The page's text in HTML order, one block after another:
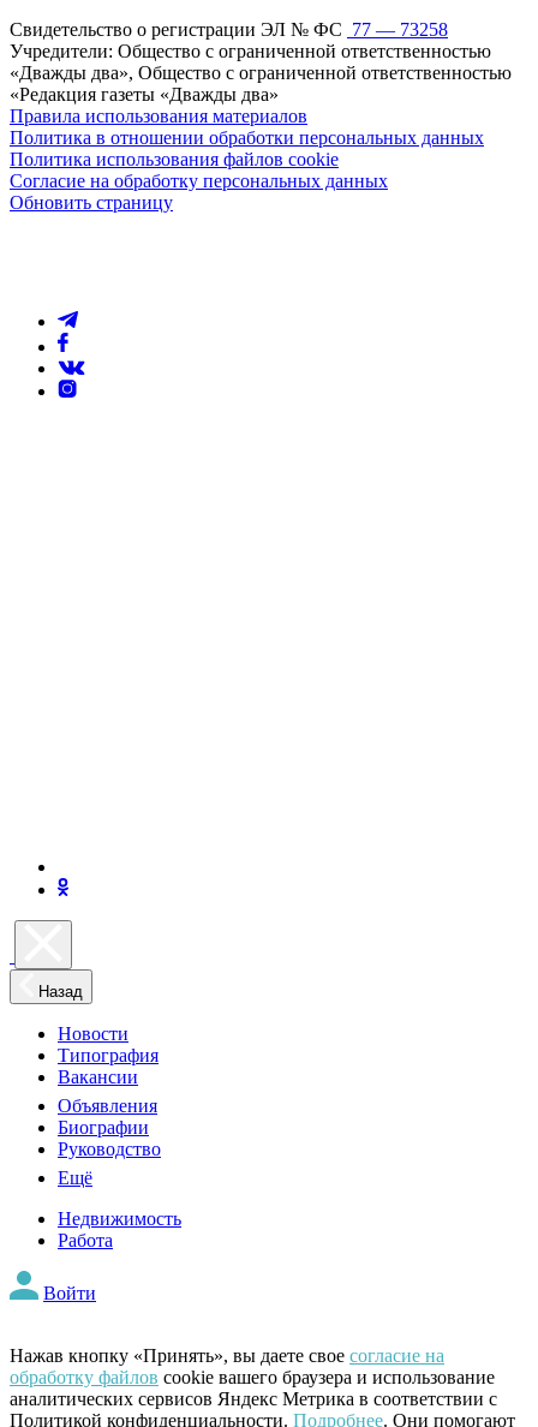
Свидетельство о регистрации ЭЛ № ФС 77 — 73258
Учредители: Общество с ограниченной ответственностью
«Дважды два», Общество с ограниченной ответственностью
«Редакция газеты «Дважды два»
Правила использования материалов
Политика в отношении обработки персональных данных
Политика использования файлов cookie
Согласие на обработку персональных данных
Обновить страницу
Назад
Новости
Типография
Вакансии
Объявления
Биографии
Руководство
Ещё
Недвижимость
Работа
Войти
Нажав кнопку «Принять», вы даете свое согласие на
обработку файлов cookie вашего браузера и использование
аналитических сервисов Яндекс Метрика в соответствии с
Политикой конфиденциальности. Подробнее. Они помогают